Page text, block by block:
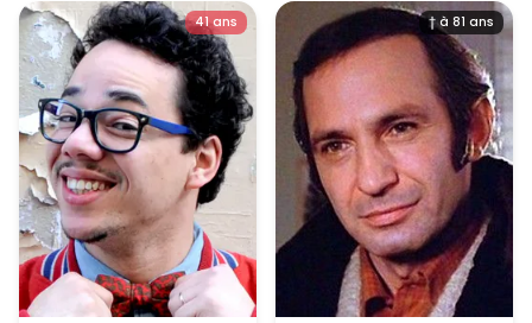
41 ans † à 81 ans